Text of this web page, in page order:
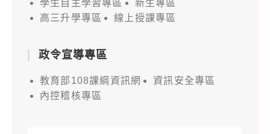
學生自主學習專區
新生專區
高三升學專區
線上授課專區
政令宣導專區
教育部108課綱資訊網
資訊安全專區
內控稽核專區